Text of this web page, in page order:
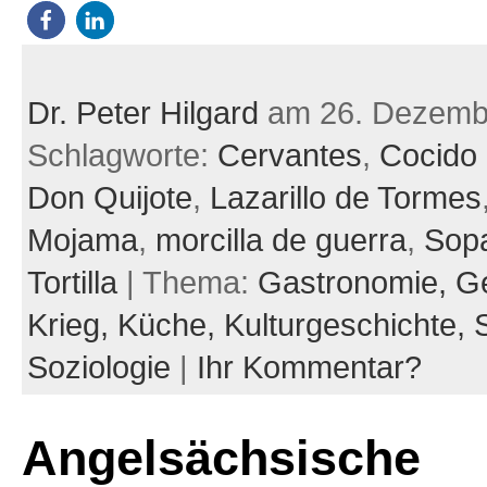
Dr. Peter Hilgard am 26.
Schlagworte: Cervantes, Cocido
Don Quijote, Lazarillo de Tormes
Mojama, morcilla de guerra,
Tortilla| Thema: Gastronomie,
Krieg, Küche, Kulturgeschichte,
Soziologie | Ihr Kommentar?
Angelsächsische